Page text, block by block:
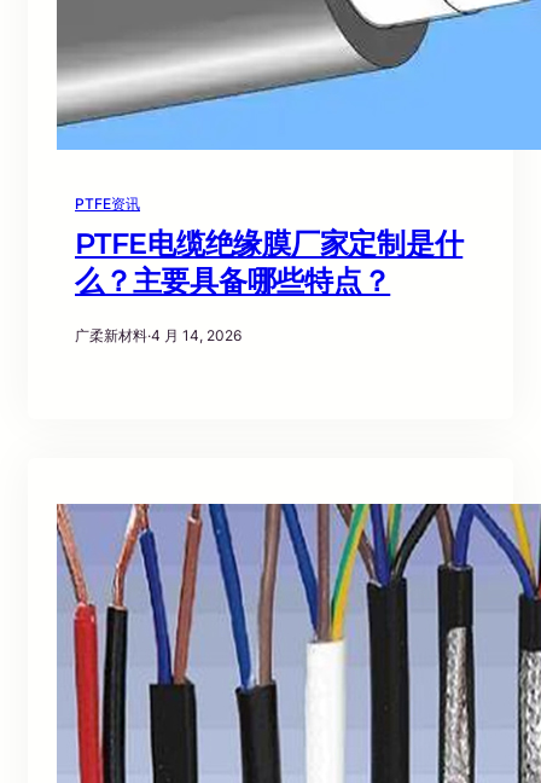
PTFE资讯
PTFE电缆绝缘膜厂家定制是什
么？主要具备哪些特点？
广柔新材料·4 月 14, 2026